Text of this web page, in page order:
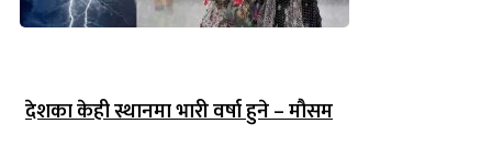
देशका केही स्थानमा भारी वर्षा हुने – मौसम